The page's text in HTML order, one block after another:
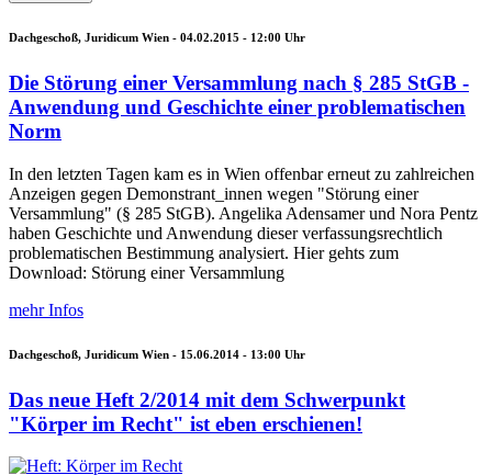
Dachgeschoß, Juridicum Wien - 04.02.2015 - 12:00 Uhr
Die Störung einer Versammlung nach § 285 StGB -
Anwendung und Geschichte einer problematischen
Norm
In den letzten Tagen kam es in Wien offenbar erneut zu zahlreichen
Anzeigen gegen Demonstrant_innen wegen "Störung einer
Versammlung" (§ 285 StGB). Angelika Adensamer und Nora Pentz
haben Geschichte und Anwendung dieser verfassungsrechtlich
problematischen Bestimmung analysiert. Hier gehts zum
Download: Störung einer Versammlung
mehr Infos
Dachgeschoß, Juridicum Wien - 15.06.2014 - 13:00 Uhr
Das neue Heft 2/2014 mit dem Schwerpunkt
"Körper im Recht" ist eben erschienen!